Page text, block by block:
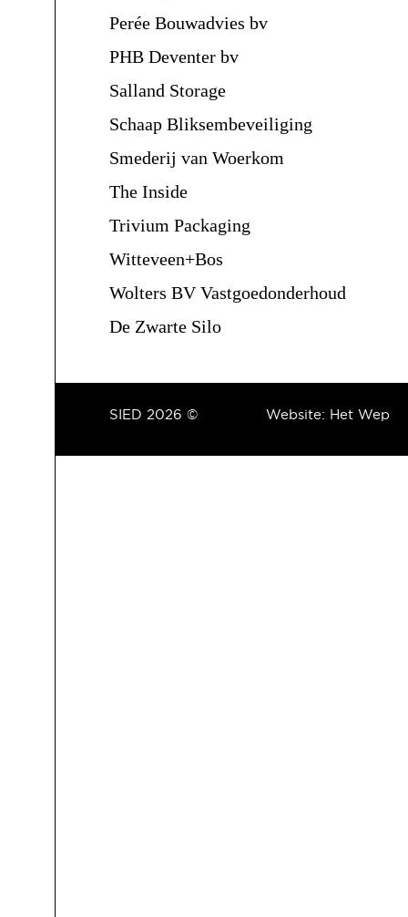
Perée Bouwadvies bv
PHB Deventer bv
Salland Storage
Schaap Bliksembeveiliging
Smederij van Woerkom
The Inside
Trivium Packaging
Witteveen+Bos
Wolters BV Vastgoedonderhoud
De Zwarte Silo
Website: Het Wep
SIED 2026 ©